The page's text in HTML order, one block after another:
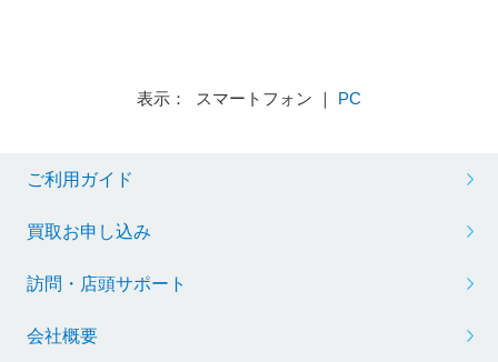
表示： スマートフォン ｜ PC
ご利用ガイド
買取お申し込み
訪問・店頭サポート
会社概要